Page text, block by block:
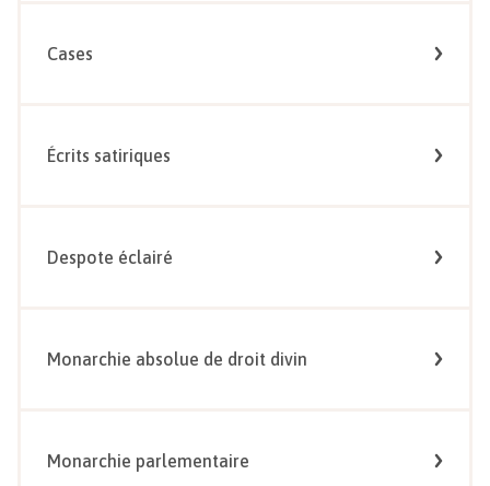
Cases
Écrits satiriques
Despote éclairé
Monarchie absolue de droit divin
Monarchie parlementaire